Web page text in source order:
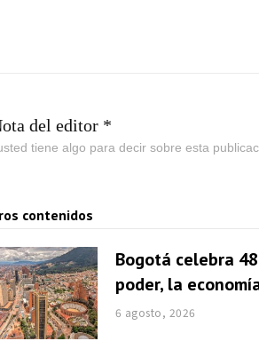
del editor *
tiene algo para decir sobre esta
contenidos
Bogotá celebra
poder, la
6 agosto, 2026